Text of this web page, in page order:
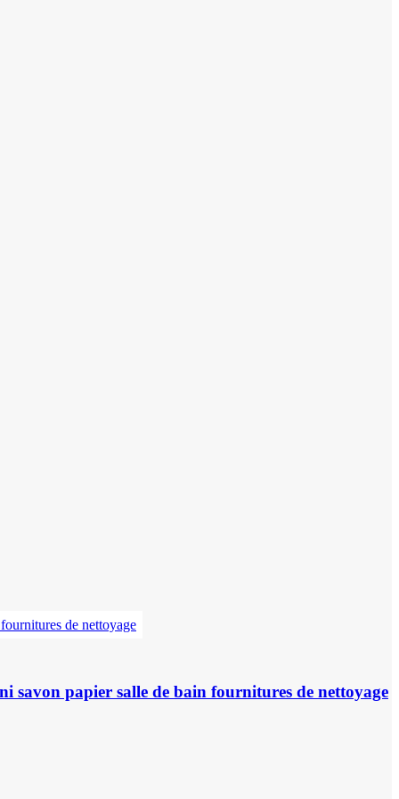
savon papier salle de bain fournitures de nettoyage